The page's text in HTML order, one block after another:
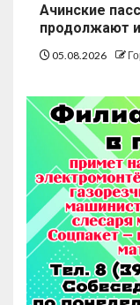
Ачинские
продолжают
05.08.2026